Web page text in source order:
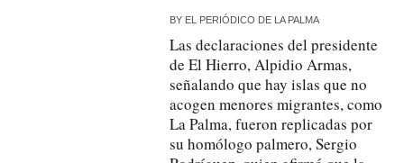
BY EL PERIÓDICO DE LA PALMA
Las declaraciones del presidente
de El Hierro, Alpidio Armas,
señalando que hay islas que no
acogen menores migrantes, como
La Palma, fueron replicadas por
su homólogo palmero, Sergio